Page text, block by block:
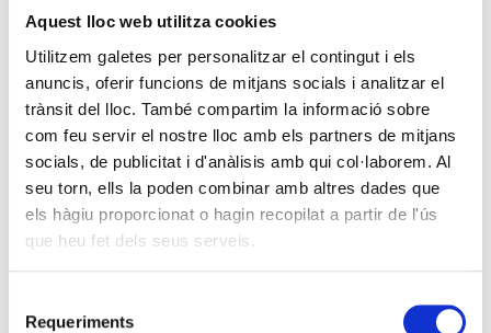
Aquest lloc web utilitza cookies
Utilitzem galetes per personalitzar el contingut i els
anuncis, oferir funcions de mitjans socials i analitzar el
trànsit del lloc. També compartim la informació sobre
com feu servir el nostre lloc amb els partners de mitjans
socials, de publicitat i d'anàlisis amb qui col·laborem. Al
seu torn, ells la poden combinar amb altres dades que
els hàgiu proporcionat o hagin recopilat a partir de l'ús
que heu fet dels seus serveis.
Requeriments